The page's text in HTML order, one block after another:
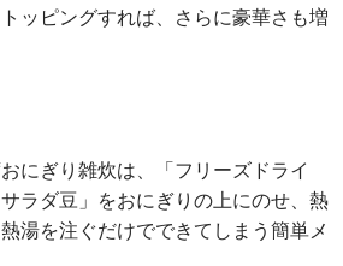
ッピングすれば、さらに豪華さも増
にぎり雑炊は、「フリーズドライ
ラダ豆」をおにぎりの上にのせ、熱
湯を注ぐだけでできてしまう簡単メ